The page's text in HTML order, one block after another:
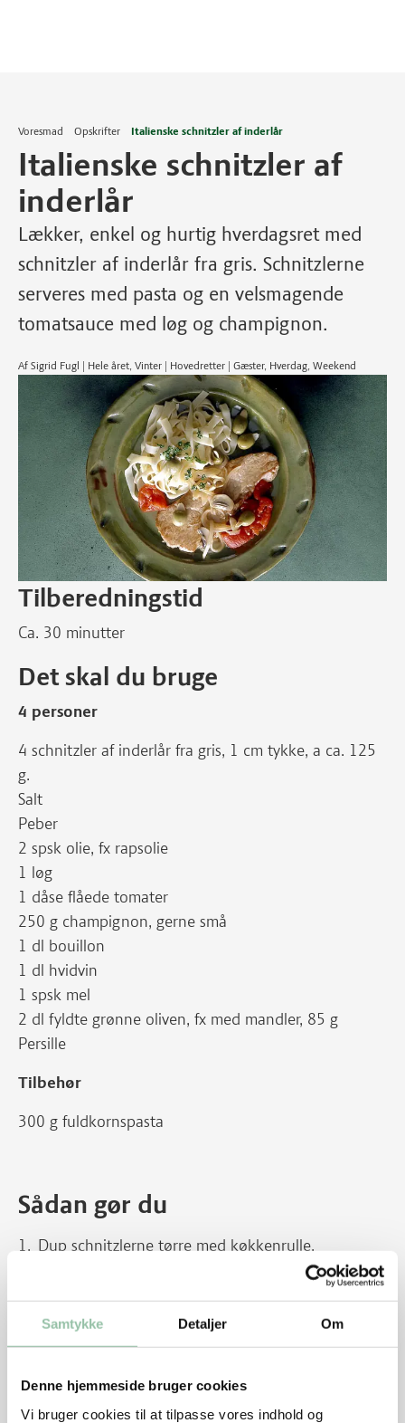
Samtykke Detaljer Om
Denne hjemmeside bruger cookies
Vi bruger cookies til at tilpasse vores indhold og
Voresmad Opskrifter Italienske schnitzler af inderlår
Italienske schnitzler af
inderlår
Lækker, enkel og hurtig hverdagsret med
schnitzler af inderlår fra gris. Schnitzlerne
serveres med pasta og en velsmagende
tomatsauce med løg og champignon.
Af Sigrid Fugl | Hele året, Vinter | Hovedretter | Gæster, Hverdag, Weekend
Tilberedningstid
Ca. 30 minutter
Det skal du bruge
4 personer
4 schnitzler af inderlår fra gris, 1 cm tykke, a ca. 125
g.
Salt
Peber
2 spsk olie, fx rapsolie
1 løg
1 dåse flåede tomater
250 g champignon, gerne små
1 dl bouillon
1 dl hvidvin
1 spsk mel
2 dl fyldte grønne oliven, fx med mandler, 85 g
Persille
Tilbehør
300 g fuldkornspasta
Sådan gør du
Dup schnitzlerne tørre med køkkenrulle.
Varm 1 spsk olie på en pande ved kraftig varme.
Brun hurtigt schnitzlerne på begge sider. Skru ned
til middel varme, og steg dem færdige, 1½ - 2
minutter på hver side, til de er netop gennemstegte.